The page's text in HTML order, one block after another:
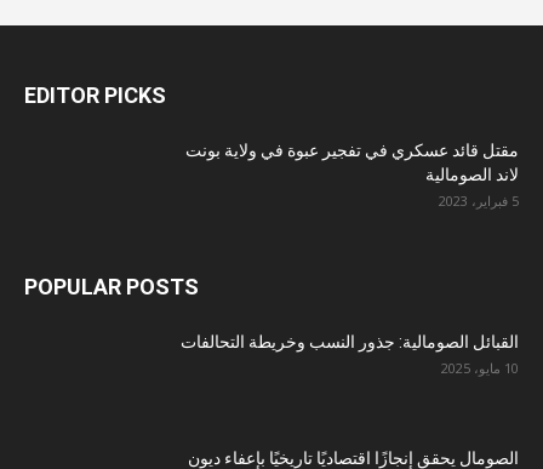
EDITOR PICKS
مقتل قائد عسكري في تفجير عبوة في ولاية بونت
لاند الصومالية
5 فبراير، 2023
POPULAR POSTS
القبائل الصومالية: جذور النسب وخريطة التحالفات
10 مايو، 2025
الصومال يحقق إنجازًا اقتصاديًا تاريخيًا بإعفاء ديون